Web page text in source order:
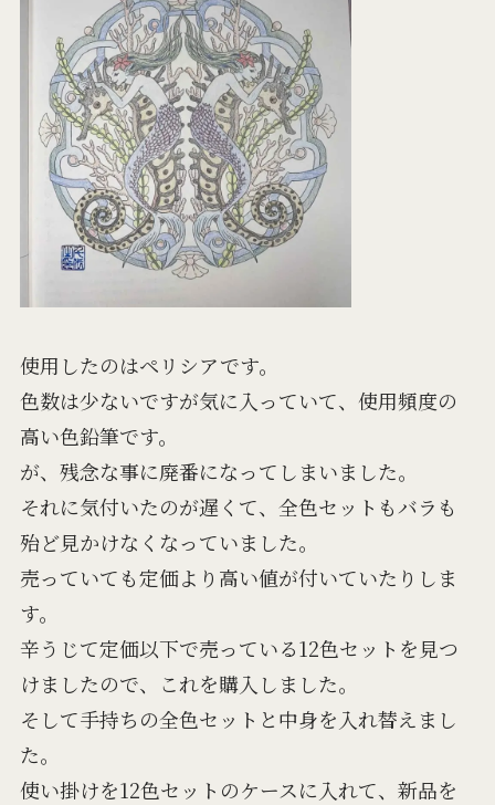
使用したのはペリシアです。
色数は少ないですが気に入っていて、使用頻度の
高い色鉛筆です。
が、残念な事に廃番になってしまいました。
それに気付いたのが遅くて、全色セットもバラも
殆ど見かけなくなっていました。
売っていても定価より高い値が付いていたりしま
す。
辛うじて定価以下で売っている12色セットを見つ
けましたので、これを購入しました。
そして手持ちの全色セットと中身を入れ替えまし
た。
使い掛けを12色セットのケースに入れて、新品を